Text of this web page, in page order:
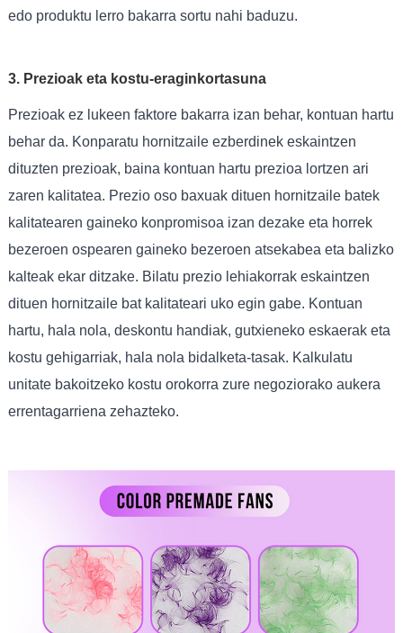
edo produktu lerro bakarra sortu nahi baduzu.
3. Prezioak eta kostu-eraginkortasuna
Prezioak ez lukeen faktore bakarra izan behar, kontuan hartu
behar da. Konparatu hornitzaile ezberdinek eskaintzen
dituzten prezioak, baina kontuan hartu prezioa lortzen ari
zaren kalitatea. Prezio oso baxuak dituen hornitzaile batek
kalitatearen gaineko konpromisoa izan dezake eta horrek
bezeroen ospearen gaineko bezeroen atsekabea eta balizko
kalteak ekar ditzake. Bilatu prezio lehiakorrak eskaintzen
dituen hornitzaile bat kalitateari uko egin gabe. Kontuan
hartu, hala nola, deskontu handiak, gutxieneko eskaerak eta
kostu gehigarriak, hala nola bidalketa-tasak. Kalkulatu
unitate bakoitzeko kostu orokorra zure negoziorako aukera
errentagarriena zehazteko.